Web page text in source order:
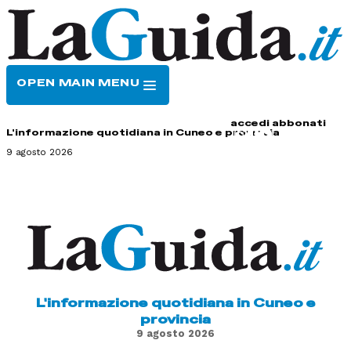
OPEN MAIN MENU
accedi abbonati
L'informazione quotidiana in Cuneo e provincia
9 agosto 2026
L'informazione quotidiana in Cuneo e
provincia
9 agosto 2026